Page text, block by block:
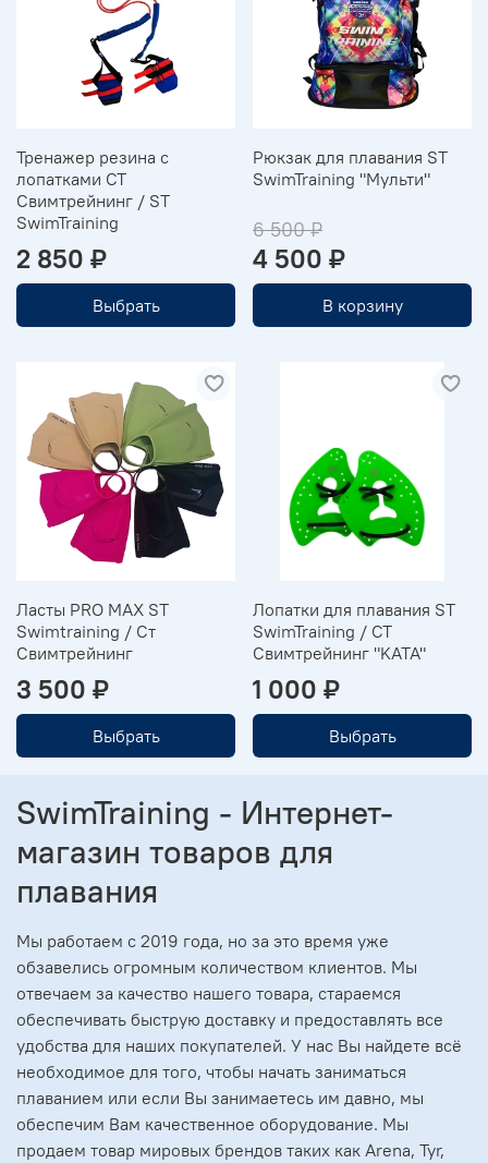
Тренажер резина с
лопатками СТ
Свимтрейнинг / ST
SwimTraining
2 850 ₽
Выбрать
Рюкзак для плавания ST
SwimTraining "Мульти"
6 500 ₽
4 500 ₽
В корзину
Ласты PRO MAX ST
Swimtraining / Ст
Свимтрейнинг
3 500 ₽
Выбрать
Лопатки для плавания ST
SwimTraining / СТ
Свимтрейнинг "KATA"
1 000 ₽
Выбрать
SwimTraining - Интернет-
магазин товаров для
плавания
Мы работаем с 2019 года, но за это время уже
обзавелись огромным количеством клиентов. Мы
отвечаем за качество нашего товара, стараемся
обеспечивать быструю доставку и предоставлять все
удобства для наших покупателей. У нас Вы найдете всё
необходимое для того, чтобы начать заниматься
плаванием или если Вы занимаетесь им давно, мы
обеспечим Вам качественное оборудование. Мы
продаем товар мировых брендов таких как Arena, Tyr,